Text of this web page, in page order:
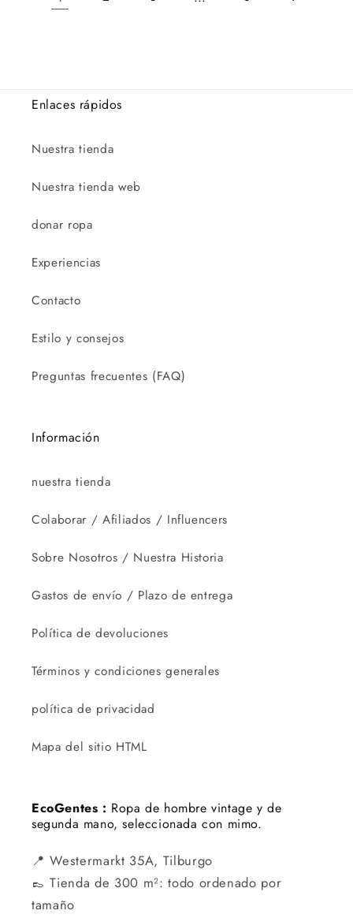
Enlaces rápidos
Nuestra tienda
Nuestra tienda web
donar ropa
Experiencias
Contacto
Estilo y consejos
Preguntas frecuentes (FAQ)
Información
nuestra tienda
Colaborar / Afiliados / Influencers
Sobre Nosotros / Nuestra Historia
Gastos de envío / Plazo de entrega
Política de devoluciones
Términos y condiciones generales
política de privacidad
Mapa del sitio HTML
EcoGentes : Ropa de hombre vintage y de
segunda mano, seleccionada con mimo.
📍 Westermarkt 35A, Tilburgo
👞 Tienda de 300 m²: todo ordenado por
tamaño